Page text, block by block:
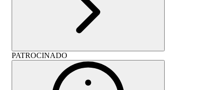
PATROCINADO